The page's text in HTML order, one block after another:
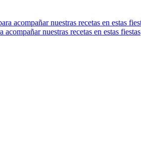
acompañar nuestras recetas en estas fiestas